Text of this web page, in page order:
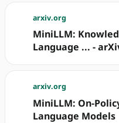
arxiv.org
MiniLLM:
Language ... -
arxiv.org
MiniLLM: On-
Language Models